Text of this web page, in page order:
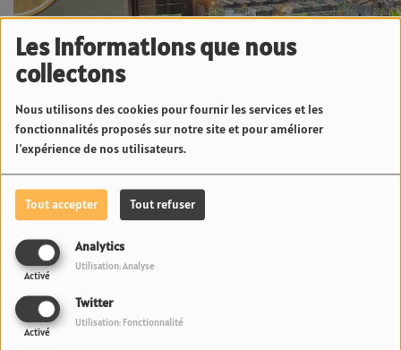
Les informations que nous
collectons
Nous utilisons des cookies pour fournir les services et les
fonctionnalités proposés sur notre site et pour améliorer
l'expérience de nos utilisateurs.
Tout accepter Tout refuser
Analytics
Activé
Utilisation: Analyse
Twitter
Activé
Utilisation: Fonctionnalité